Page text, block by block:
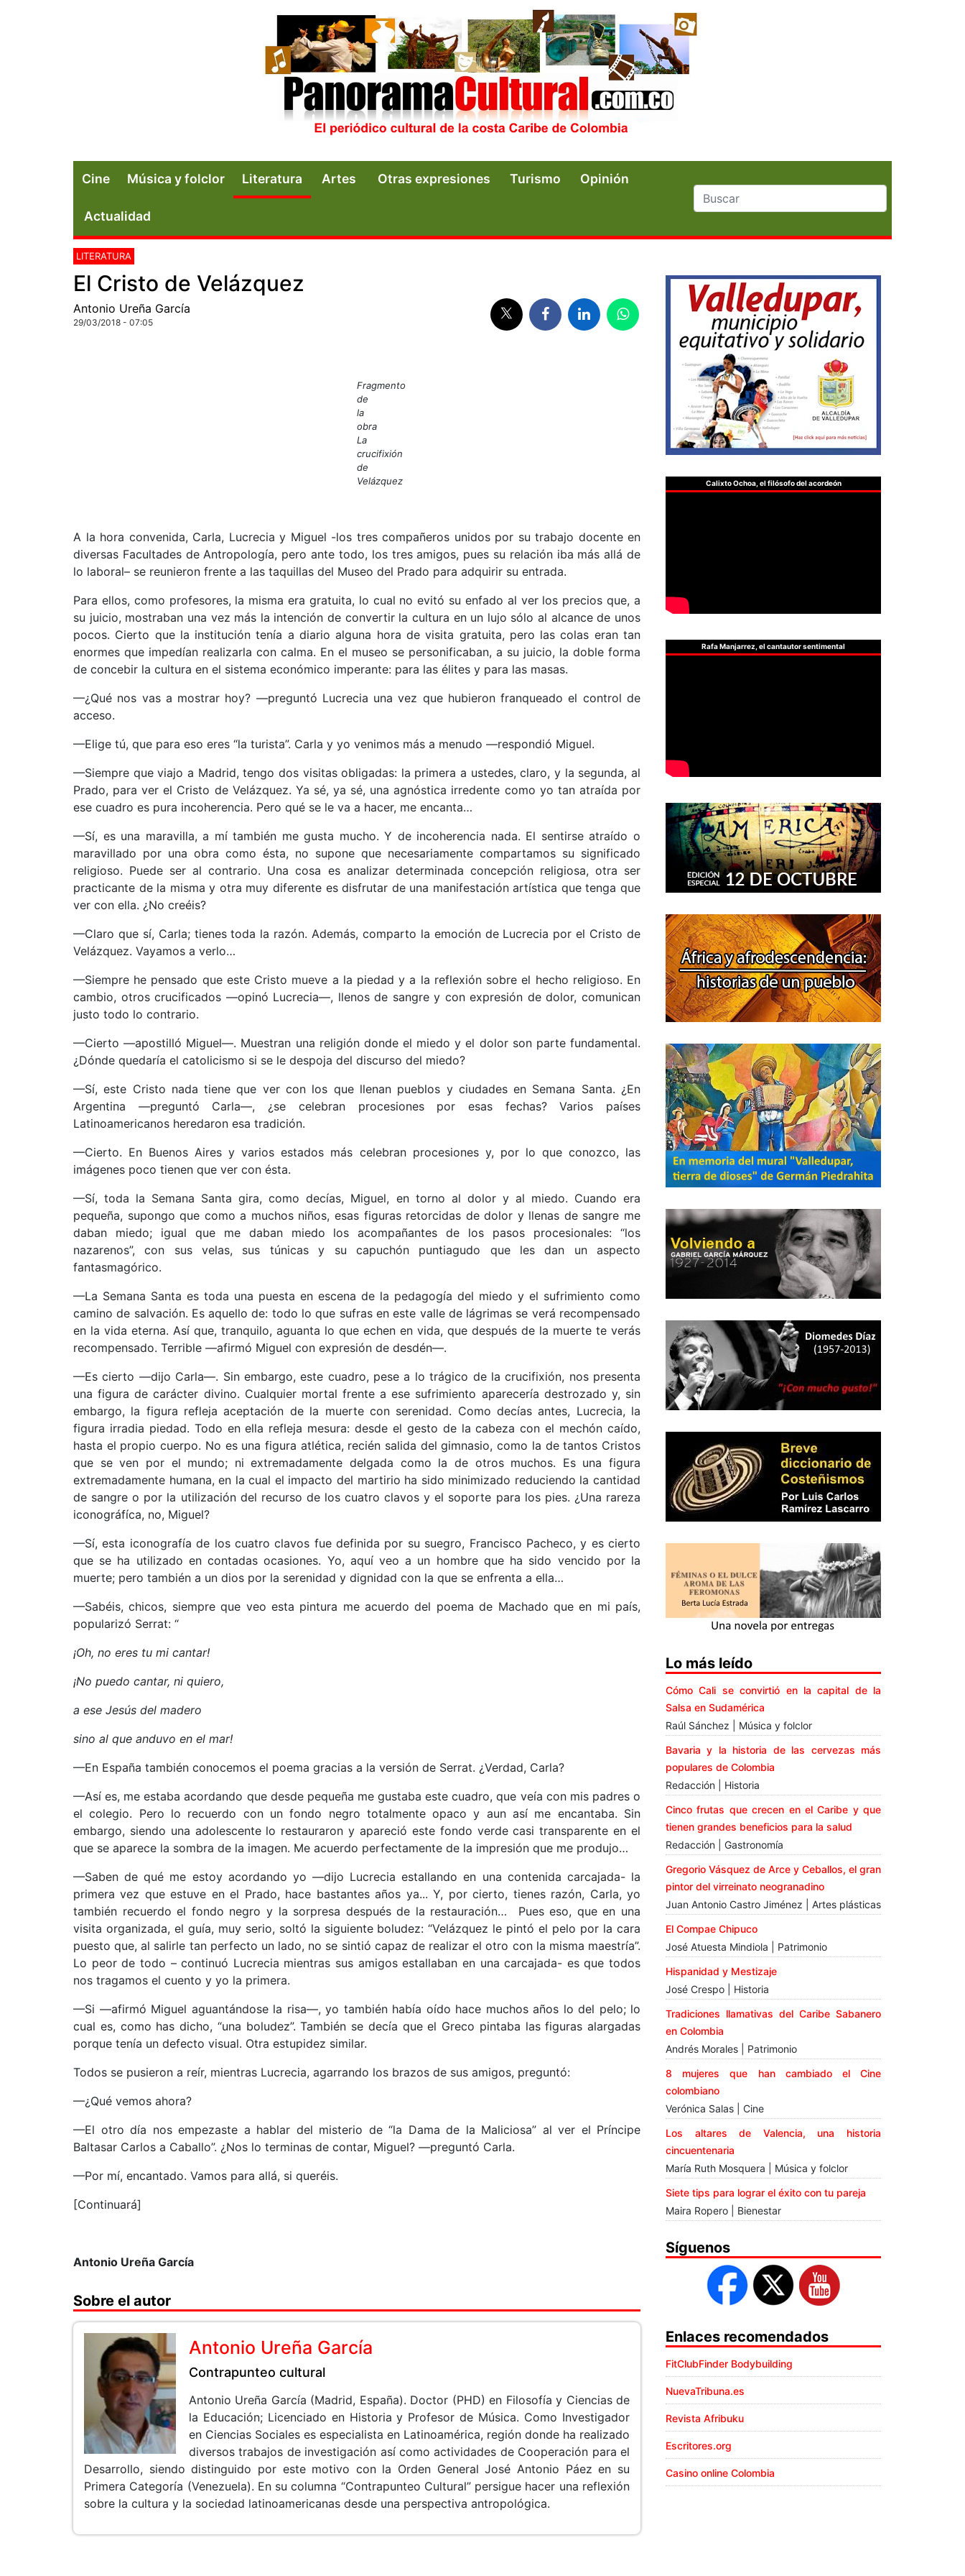
Cine Música y folclor Literatura Artes Otras expresiones Turismo Opinión
Actualidad
LITERATURA
El Cristo de Velázquez
Antonio Ureña García
29/03/2018 - 07:05
Fragmento
de
la
obra
La
crucifixión
de
Velázquez
A la hora convenida, Carla, Lucrecia y Miguel -los tres compañeros unidos por su trabajo docente en
diversas Facultades de Antropología, pero ante todo, los tres amigos, pues su relación iba más allá de
lo laboral– se reunieron frente a las taquillas del Museo del Prado para adquirir su entrada.
Para ellos, como profesores, la misma era gratuita, lo cual no evitó su enfado al ver los precios que, a
su juicio, mostraban una vez más la intención de convertir la cultura en un lujo sólo al alcance de unos
pocos. Cierto que la institución tenía a diario alguna hora de visita gratuita, pero las colas eran tan
enormes que impedían realizarla con calma. En el museo se personificaban, a su juicio, la doble forma
de concebir la cultura en el sistema económico imperante: para las élites y para las masas.
––¿Qué nos vas a mostrar hoy? ––preguntó Lucrecia una vez que hubieron franqueado el control de
acceso.
––Elige tú, que para eso eres “la turista”. Carla y yo venimos más a menudo ––respondió Miguel.
––Siempre que viajo a Madrid, tengo dos visitas obligadas: la primera a ustedes, claro, y la segunda, al
Prado, para ver el Cristo de Velázquez. Ya sé, ya sé, una agnóstica irredente como yo tan atraída por
ese cuadro es pura incoherencia. Pero qué se le va a hacer, me encanta…
––Sí, es una maravilla, a mí también me gusta mucho. Y de incoherencia nada. El sentirse atraído o
maravillado por una obra como ésta, no supone que necesariamente compartamos su significado
religioso. Puede ser al contrario. Una cosa es analizar determinada concepción religiosa, otra ser
practicante de la misma y otra muy diferente es disfrutar de una manifestación artística que tenga que
ver con ella. ¿No creéis?
––Claro que sí, Carla; tienes toda la razón. Además, comparto la emoción de Lucrecia por el Cristo de
Velázquez. Vayamos a verlo…
––Siempre he pensado que este Cristo mueve a la piedad y a la reflexión sobre el hecho religioso. En
cambio, otros crucificados ––opinó Lucrecia––, llenos de sangre y con expresión de dolor, comunican
justo todo lo contrario.
––Cierto ––apostilló Miguel––. Muestran una religión donde el miedo y el dolor son parte fundamental.
¿Dónde quedaría el catolicismo si se le despoja del discurso del miedo?
––Sí, este Cristo nada tiene que ver con los que llenan pueblos y ciudades en Semana Santa. ¿En
Argentina ––preguntó Carla––, ¿se celebran procesiones por esas fechas? Varios países
Latinoamericanos heredaron esa tradición.
––Cierto. En Buenos Aires y varios estados más celebran procesiones y, por lo que conozco, las
imágenes poco tienen que ver con ésta.
––Sí, toda la Semana Santa gira, como decías, Miguel, en torno al dolor y al miedo. Cuando era
pequeña, supongo que como a muchos niños, esas figuras retorcidas de dolor y llenas de sangre me
daban miedo; igual que me daban miedo los acompañantes de los pasos procesionales: “los
nazarenos”, con sus velas, sus túnicas y su capuchón puntiagudo que les dan un aspecto
fantasmagórico.
––La Semana Santa es toda una puesta en escena de la pedagogía del miedo y el sufrimiento como
camino de salvación. Es aquello de: todo lo que sufras en este valle de lágrimas se verá recompensado
en la vida eterna. Así que, tranquilo, aguanta lo que echen en vida, que después de la muerte te verás
recompensado. Terrible ––afirmó Miguel con expresión de desdén––.
––Es cierto ––dijo Carla––. Sin embargo, este cuadro, pese a lo trágico de la crucifixión, nos presenta
una figura de carácter divino. Cualquier mortal frente a ese sufrimiento aparecería destrozado y, sin
embargo, la figura refleja aceptación de la muerte con serenidad. Como decías antes, Lucrecia, la
figura irradia piedad. Todo en ella refleja mesura: desde el gesto de la cabeza con el mechón caído,
hasta el propio cuerpo. No es una figura atlética, recién salida del gimnasio, como la de tantos Cristos
que se ven por el mundo; ni extremadamente delgada como la de otros muchos. Es una figura
extremadamente humana, en la cual el impacto del martirio ha sido minimizado reduciendo la cantidad
de sangre o por la utilización del recurso de los cuatro clavos y el soporte para los pies. ¿Una rareza
iconográfíca, no, Miguel?
––Sí, esta iconografía de los cuatro clavos fue definida por su suegro, Francisco Pacheco, y es cierto
que se ha utilizado en contadas ocasiones. Yo, aquí veo a un hombre que ha sido vencido por la
muerte; pero también a un dios por la serenidad y dignidad con la que se enfrenta a ella…
––Sabéis, chicos, siempre que veo esta pintura me acuerdo del poema de Machado que en mi país,
popularizó Serrat: “
¡Oh, no eres tu mi cantar!
¡No puedo cantar, ni quiero,
a ese Jesús del madero
sino al que anduvo en el mar!
––En España también conocemos el poema gracias a la versión de Serrat. ¿Verdad, Carla?
––Así es, me estaba acordando que desde pequeña me gustaba este cuadro, que veía con mis padres o
el colegio. Pero lo recuerdo con un fondo negro totalmente opaco y aun así me encantaba. Sin
embargo, siendo una adolescente lo restauraron y apareció este fondo verde casi transparente en el
que se aparece la sombra de la imagen. Me acuerdo perfectamente de la impresión que me produjo…
––Saben de qué me estoy acordando yo ––dijo Lucrecia estallando en una contenida carcajada- la
primera vez que estuve en el Prado, hace bastantes años ya... Y, por cierto, tienes razón, Carla, yo
también recuerdo el fondo negro y la sorpresa después de la restauración… Pues eso, que en una
visita organizada, el guía, muy serio, soltó la siguiente boludez: “Velázquez le pintó el pelo por la cara
puesto que, al salirle tan perfecto un lado, no se sintió capaz de realizar el otro con la misma maestría”.
Lo peor de todo – continuó Lucrecia mientras sus amigos estallaban en una carcajada- es que todos
nos tragamos el cuento y yo la primera.
––Si ––afirmó Miguel aguantándose la risa––, yo también había oído hace muchos años lo del pelo; lo
cual es, como has dicho, “una boludez”. También se decía que el Greco pintaba las figuras alargadas
porque tenía un defecto visual. Otra estupidez similar.
Todos se pusieron a reír, mientras Lucrecia, agarrando los brazos de sus amigos, preguntó:
––¿Qué vemos ahora?
––El otro día nos empezaste a hablar del misterio de “la Dama de la Maliciosa” al ver el Príncipe
Baltasar Carlos a Caballo”. ¿Nos lo terminas de contar, Miguel? ––preguntó Carla.
––Por mí, encantado. Vamos para allá, si queréis.
[Continuará]
Antonio Ureña García
Sobre el autor
Antonio Ureña García
Contrapunteo cultural
Antonio Ureña García (Madrid, España). Doctor (PHD) en Filosofía y Ciencias de
la Educación; Licenciado en Historia y Profesor de Música. Como Investigador
en Ciencias Sociales es especialista en Latinoamérica, región donde ha realizado
diversos trabajos de investigación así como actividades de Cooperación para el
Desarrollo, siendo distinguido por este motivo con la Orden General José Antonio Páez en su
Primera Categoría (Venezuela). En su columna “Contrapunteo Cultural” persigue hacer una reflexión
sobre la cultura y la sociedad latinoamericanas desde una perspectiva antropológica.
Calixto Ochoa, el filósofo del acordeón
Rafa Manjarrez, el cantautor sentimental
Lo más leído
Cómo Cali se convirtió en la capital de la
Salsa en Sudamérica
Raúl Sánchez | Música y folclor
Bavaria y la historia de las cervezas más
populares de Colombia
Redacción | Historia
Cinco frutas que crecen en el Caribe y que
tienen grandes beneficios para la salud
Redacción | Gastronomía
Gregorio Vásquez de Arce y Ceballos, el gran
pintor del virreinato neogranadino
Juan Antonio Castro Jiménez | Artes plásticas
El Compae Chipuco
José Atuesta Mindiola | Patrimonio
Hispanidad y Mestizaje
José Crespo | Historia
Tradiciones llamativas del Caribe Sabanero
en Colombia
Andrés Morales | Patrimonio
8 mujeres que han cambiado el Cine
colombiano
Verónica Salas | Cine
Los altares de Valencia, una historia
cincuentenaria
María Ruth Mosquera | Música y folclor
Siete tips para lograr el éxito con tu pareja
Maira Ropero | Bienestar
Síguenos
Enlaces recomendados
FitClubFinder Bodybuilding
NuevaTribuna.es
Revista Afribuku
Escritores.org
Casino online Colombia